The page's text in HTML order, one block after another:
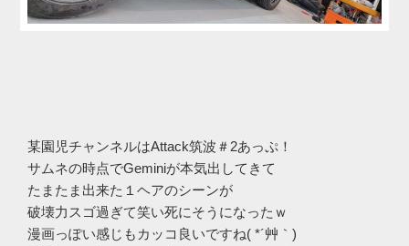
某園児チャンネルはAttack筑波＃2あっぷ！
サムネの時点でGeminiが本気出してきて
たまたま出来た１ヘアのシーンが
破壊力スゴ過ぎて笑い死にそうになったｗ
漫画っぽい感じもカッコ良いですね( *´艸｀)